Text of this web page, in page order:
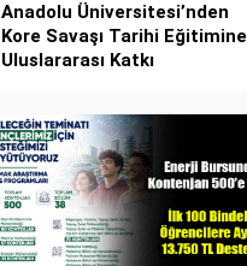
Anadolu Üniversitesi’nden
Kore Savaşı Tarihi Eğitimine
Uluslararası Katkı